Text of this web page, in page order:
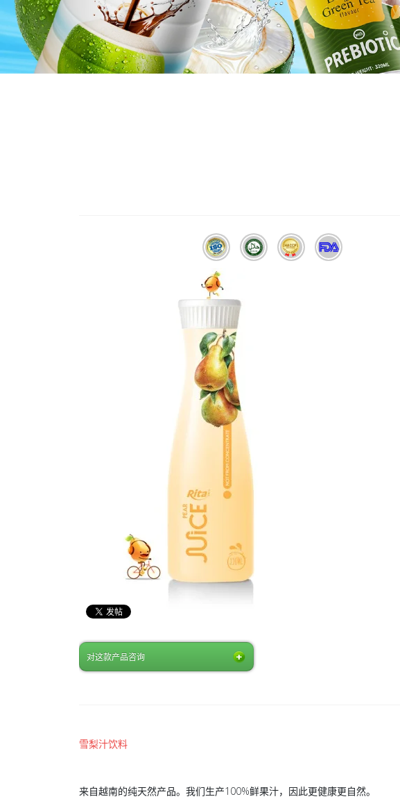
对这款产品咨询
雪梨汁饮料
来自越南的纯天然产品。我们生产100%鲜果汁，因此更健康更自然。